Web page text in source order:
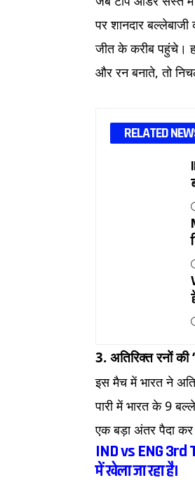
पर शानदार
जीत के करीब पहुंचे।
और रन बनाते, तो
RELATED
3. अतिरिक्त रनों की
इस मैच में भारत ने
पारी में भारत के 9
एक बड़ा अंतर पैदा
IND vs ENG 3rd
में खेला जा रहा है।